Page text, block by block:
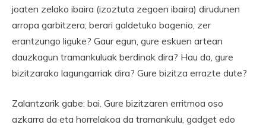
joaten zelako ibaira (izoztuta zegoen ibaira) dirudunen
arropa garbitzera; berari galdetuko bagenio, zer
erantzungo liguke? Gaur egun, gure eskuen artean
dauzkagun tramankuluak berdinak dira? Hau da, gure
bizitzarako lagungarriak dira? Gure bizitza errazte dute?
Zalantzarik gabe: bai. Gure bizitzaren erritmoa oso
azkarra da eta horrelakoa da tramankulu, gadget edo